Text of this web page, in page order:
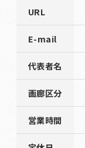
URL
E-mail
代表者名
画廊区分
営業時間